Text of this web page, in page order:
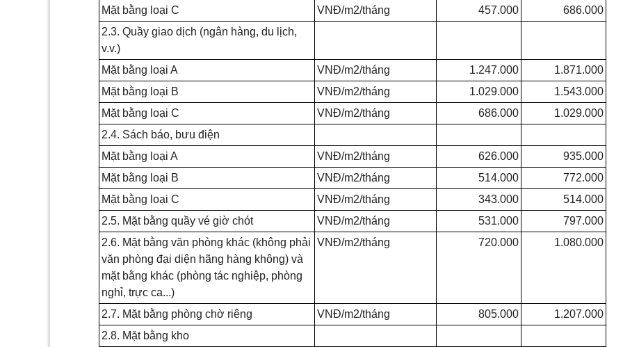
Mặt bằng loại C VNĐ/m2/tháng 457.000
686.000
2.3. Quầy giao dịch (ngân hàng, du lịch,
v.v.)
Mặt bằng loại A
VNĐ/m2/tháng 1.247.000
1.871.000
Mặt bằng loại B
VNĐ/m2/tháng 1.029.000
1.543.000
Mặt bằng loại C VNĐ/m2/tháng 686.000
1.029.000
2.4. Sách báo, bưu điện
Mặt bằng loại A
VNĐ/m2/tháng 626.000
935.000
Mặt bằng loại B
VNĐ/m2/tháng 514.000
772.000
Mặt bằng loại C VNĐ/m2/tháng 343.000
514.000
2.5. Mặt bằng quầy vé giờ chót
VNĐ/m2/tháng 531.000
797.000
2.6. Mặt bằng văn phòng khác (không phải
văn phòng đại diện hãng hàng không) và
mặt bằng khác (phòng tác nghiệp, phòng
nghỉ, trực ca...)
VNĐ/m2/tháng 720.000 1.080.000
2.7. Mặt bằng phòng chờ riêng VNĐ/m2/tháng 805.000
1.207.000
2.8. Mặt bằng kho